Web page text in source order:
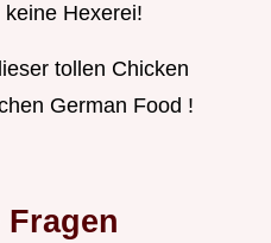
Hexerei!
tollen Chicken
German Food !